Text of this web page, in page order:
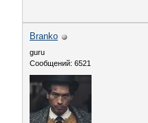
Branko
guru
Сообщений: 6521